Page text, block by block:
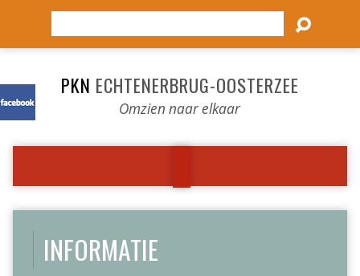
PKN ECHTENERBRUG-OOSTERZEE
Omzien naar elkaar
INFORMATIE